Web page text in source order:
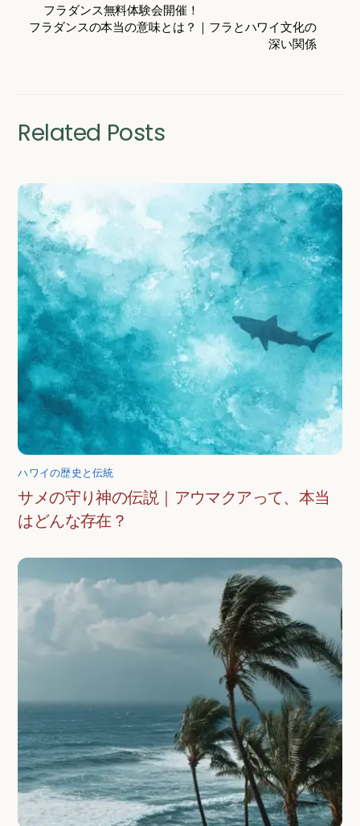
フラダンス無料体験会開催！
フラダンスの本当の意味とは？｜フラとハワイ文化の
深い関係
Related Posts
ハワイの歴史と伝統
サメの守り神の伝説｜アウマクアって、本当
はどんな存在？